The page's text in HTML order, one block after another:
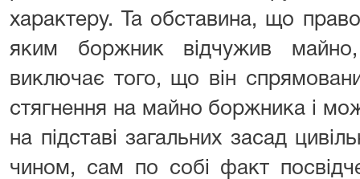
характеру. Та обставина, що
яким боржник відчужив
виключає того, що він
стягнення на майно боржника і
на підставі загальних засад
чином, сам по собі факт